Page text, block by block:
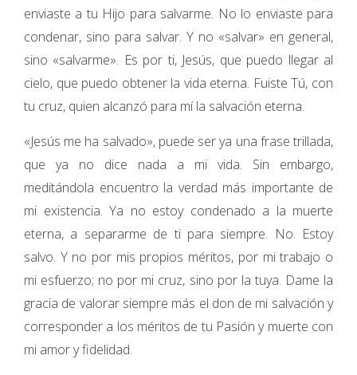
enviaste a tu Hijo para salvarme. No lo enviaste para
condenar, sino para salvar. Y no «salvar» en general,
sino «salvarme». Es por ti, Jesús, que puedo llegar al
cielo, que puedo obtener la vida eterna. Fuiste Tú, con
tu cruz, quien alcanzó para mí la salvación eterna.
«Jesús me ha salvado», puede ser ya una frase trillada,
que ya no dice nada a mi vida. Sin embargo,
meditándola encuentro la verdad más importante de
mi existencia. Ya no estoy condenado a la muerte
eterna, a separarme de ti para siempre. No. Estoy
salvo. Y no por mis propios méritos, por mi trabajo o
mi esfuerzo; no por mi cruz, sino por la tuya. Dame la
gracia de valorar siempre más el don de mi salvación y
corresponder a los méritos de tu Pasión y muerte con
mi amor y fidelidad.